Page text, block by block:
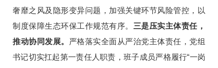
奢靡之风及隐形变异问题， 加强关键环节风险管控，
以
制度保障生态环保工作规范有序。 三是压实主体责任，
推动协同发展。 严格落实全面从严治党主体责任，党组
书记切实扛起第一责任人职责，班子成员严格履行“一岗